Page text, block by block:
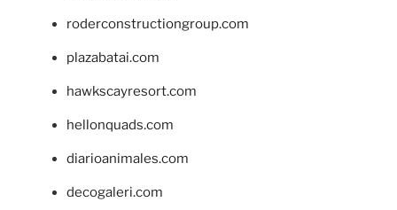
roderconstructiongroup.com
plazabatai.com
hawkscayresort.com
hellonquads.com
diarioanimales.com
decogaleri.com